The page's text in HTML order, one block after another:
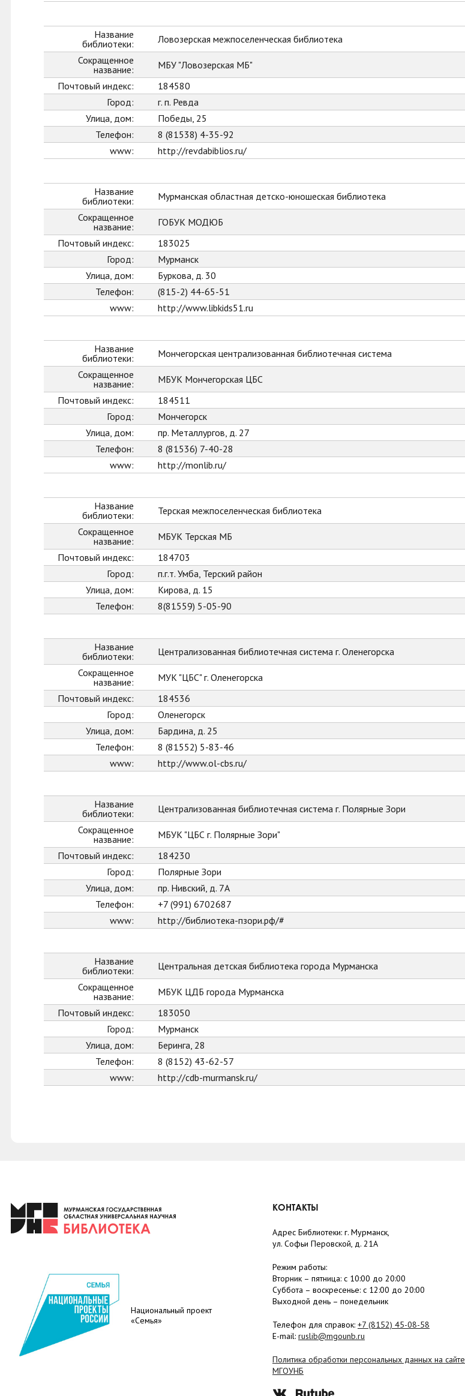
Название
библиотеки:
Ловозерская межпоселенческая библиотека
Сокращенное
название:
МБУ "Ловозерская МБ"
Почтовый индекс:
184580
Город:
г. п. Ревда
Улица, дом:
Победы, 25
Телефон:
8 (81538) 4-35-92
www:
http://revdabiblios.ru/
Название
библиотеки:
Мурманская областная детско-юношеская библиотека
Сокращенное
название:
ГОБУК МОДЮБ
Почтовый индекс:
183025
Город:
Мурманск
Улица, дом:
Буркова, д. 30
Телефон:
(815-2) 44-65-51
www:
http://www.libkids51.ru
Название
библиотеки:
Мончегорская централизованная библиотечная система
Сокращенное
название:
МБУК Мончегорская ЦБС
Почтовый индекс:
184511
Город:
Мончегорск
Улица, дом:
пр. Металлургов, д. 27
Телефон:
8 (81536) 7-40-28
www:
http://monlib.ru/
Название
библиотеки:
Терская межпоселенческая библиотека
Сокращенное
название:
МБУК Терская МБ
Почтовый индекс:
184703
Город:
п.г.т. Умба, Терский район
Улица, дом:
Кирова, д. 15
Телефон:
8(81559) 5-05-90
Название
библиотеки:
Централизованная библиотечная система г. Оленегорска
Сокращенное
название:
МУК "ЦБС" г. Оленегорска
Почтовый индекс:
184536
Город:
Оленегорск
Улица, дом:
Бардина, д. 25
Телефон:
8 (81552) 5-83-46
www:
http://www.ol-cbs.ru/
Название
библиотеки:
Централизованная библиотечная система г. Полярные Зори
Сокращенное
название:
МБУК "ЦБС г. Полярные Зори"
Почтовый индекс:
184230
Город:
Полярные Зори
Улица, дом:
пр. Нивский, д. 7А
Телефон:
+7 (991) 6702687
www:
http://библиотека-пзори.рф/#
Название
библиотеки:
Центральная детская библиотека города Мурманска
Сокращенное
название:
МБУК ЦДБ города Мурманска
Почтовый индекс:
183050
Город:
Мурманск
Улица, дом:
Беринга, 28
Телефон:
8 (8152) 43-62-57
www:
http://cdb-murmansk.ru/
Национальный проект
«Семья»
КОНТАКТЫ
Адрес Библиотеки: г. Мурманск,
ул. Софьи Перовской, д. 21А
Режим работы:
Вторник – пятница: с 10:00 до 20:00
Суббота – воскресенье: c 12:00 до 20:00
Выходной день – понедельник
Телефон для справок: +7 (8152) 45-08-58
E-mail: ruslib@mgounb.ru
Политика обработки персональных данных на сайте
МГОУНБ